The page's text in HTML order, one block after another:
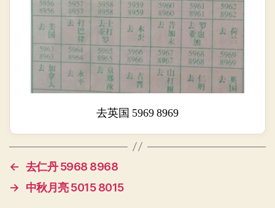
去英国 5969 8969
← 去仁丹 5968 8968
→
中秋月亮 5015 8015